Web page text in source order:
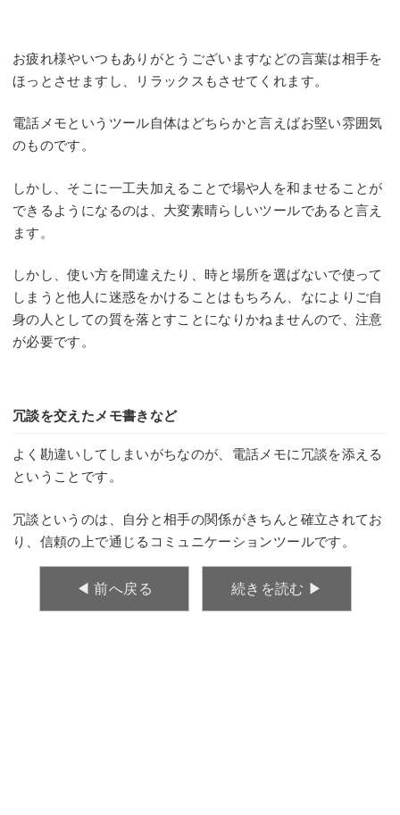
お疲れ様やいつもありがとうございますなどの言葉は相手を
ほっとさせますし、リラックスもさせてくれます。
電話メモというツール自体はどちらかと言えばお堅い雰囲気
のものです。
しかし、そこに一工夫加えることで場や人を和ませることが
できるようになるのは、大変素晴らしいツールであると言え
ます。
しかし、使い方を間違えたり、時と場所を選ばないで使って
しまうと他人に迷惑をかけることはもちろん、なによりご自
身の人としての質を落とすことになりかねませんので、注意
が必要です。
冗談を交えたメモ書きなど
よく勘違いしてしまいがちなのが、電話メモに冗談を添える
ということです。
冗談というのは、自分と相手の関係がきちんと確立されてお
り、信頼の上で通じるコミュニケーションツールです。
◀︎ 前へ戻る 続きを読む ▶︎